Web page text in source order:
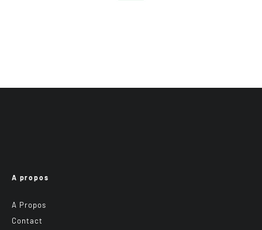
A propos
A Propos
Contact